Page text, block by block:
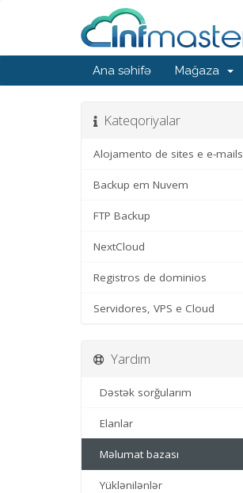
Ana səhifə Mağaza
Kateqoriyalar
Alojamento de sites e e-mails
Backup em Nuvem
FTP Backup
NextCloud
Registros de dominios
Servidores, VPS e Cloud
Yardım
Dəstək sorğularım
Elanlar
Məlumat bazası
Yüklənilənlər